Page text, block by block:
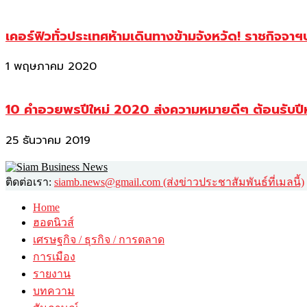
เคอร์ฟิวทั่วประเทศห้ามเดินทางข้ามจังหวัด! ราชกิจจา
1 พฤษภาคม 2020
10 คำอวยพรปีใหม่ 2020 ส่งความหมายดีๆ ต้อนรับ
25 ธันวาคม 2019
ติดต่อเรา: siamb.news@gmail.com (ส่งข่าวประชาสัมพันธ์ที่เมลนี้)
Home
ฮอตนิวส์
เศรษฐกิจ / ธุรกิจ / การตลาด
การเมือง
รายงาน
บทความ